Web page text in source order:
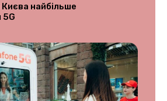
найбільше